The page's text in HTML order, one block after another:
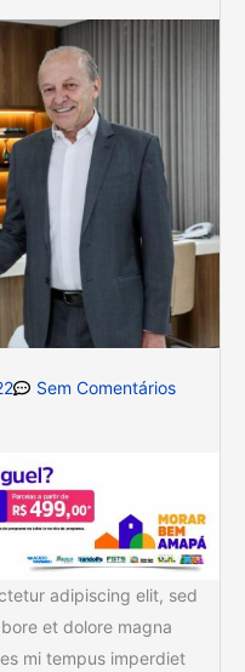
Sem Comentários
adipiscing elit, sed
et dolore magna
mi tempus imperdiet